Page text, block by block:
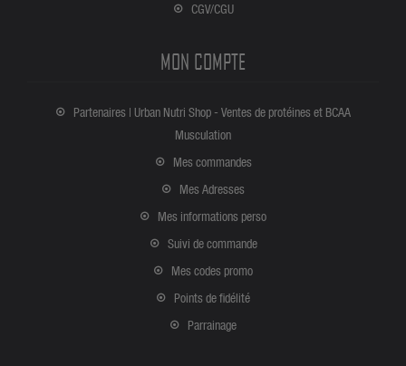
CGV/CGU
MON COMPTE
Partenaires | Urban Nutri Shop - Ventes de protéines et BCAA
Musculation
Mes commandes
Mes Adresses
Mes informations perso
Suivi de commande
Mes codes promo
Points de fidélité
Parrainage